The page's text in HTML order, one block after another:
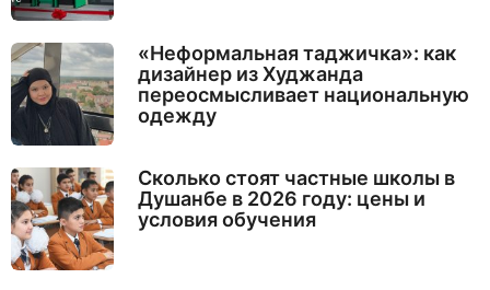
«Неформальная таджичка»: как
дизайнер из Худжанда
переосмысливает национальную
одежду
Сколько стоят частные школы в
Душанбе в 2026 году: цены и
условия обучения